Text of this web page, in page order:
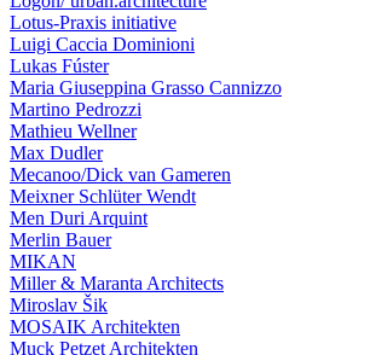
Lotus-Praxis initiative
Luigi Caccia Dominioni
Lukas Fúster
Maria Giuseppina Grasso Cannizzo
Martino Pedrozzi
Mathieu Wellner
Max Dudler
Mecanoo/Dick van Gameren
Meixner Schlüter Wendt
Men Duri Arquint
Merlin Bauer
MIKAN
Miller & Maranta Architects
Miroslav Šik
MOSAIK Architekten
Muck Petzet Architekten